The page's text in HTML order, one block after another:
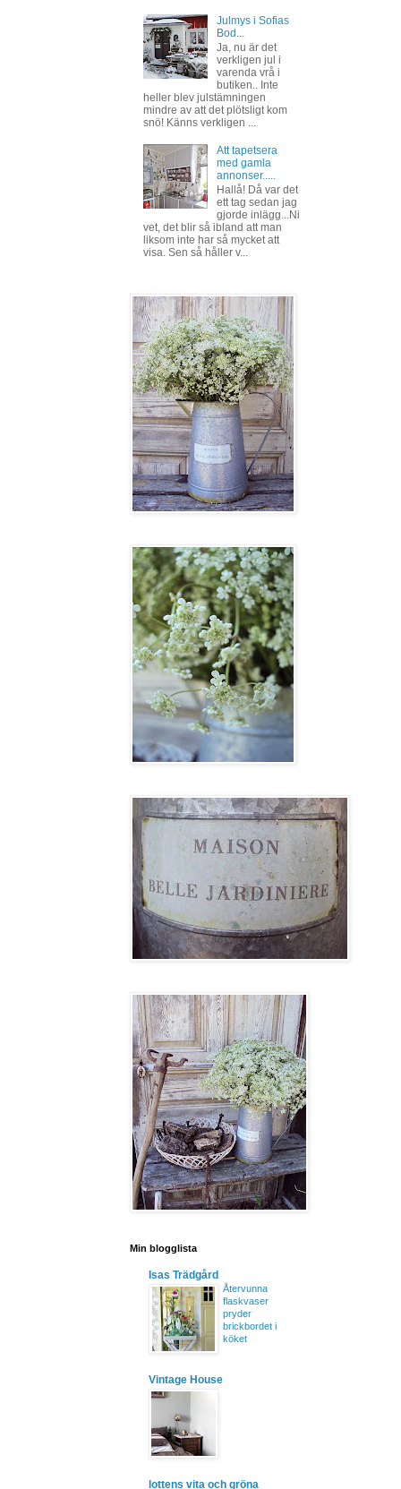
Julmys i Sofias
Bod...
Ja, nu är det
verkligen jul i
varenda vrå i
butiken.. Inte
heller blev julstämningen
mindre av att det plötsligt kom
snö! Känns verkligen ...
Att tapetsera
med gamla
annonser.....
Hallå! Då var det
ett tag sedan jag
gjorde inlägg...Ni
vet, det blir så ibland att man
liksom inte har så mycket att
visa. Sen så håller v...
Min blogglista
Isas Trädgård
Återvunna
flaskvaser
pryder
brickbordet i
köket
Vintage House
lottens vita och gröna